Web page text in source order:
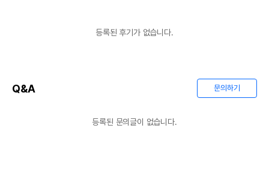
등록된 후기가 없습니다.
Q&A 문의하기
등록된 문의글이 없습니다.